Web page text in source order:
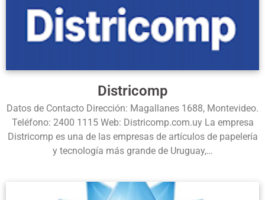
Districomp
Datos de Contacto Dirección: Magallanes 1688, Montevideo.
Teléfono: 2400 1115 Web: Districomp.com.uy La empresa
Districomp es una de las empresas de artículos de papelería
y tecnología más grande de Uruguay,…